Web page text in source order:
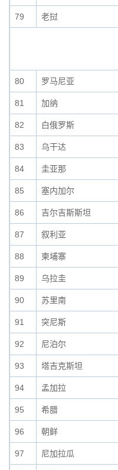
79 老挝
80 罗马尼亚
81 加纳
82 白俄罗斯
83 乌干达
84 圭亚那
85 塞内加尔
86 吉尔吉斯斯坦
87 叙利亚
88 柬埔寨
89 乌拉圭
90 苏里南
91 突尼斯
92 尼泊尔
93 塔吉克斯坦
94 孟加拉
95 希腊
96 朝鲜
97 尼加拉瓜